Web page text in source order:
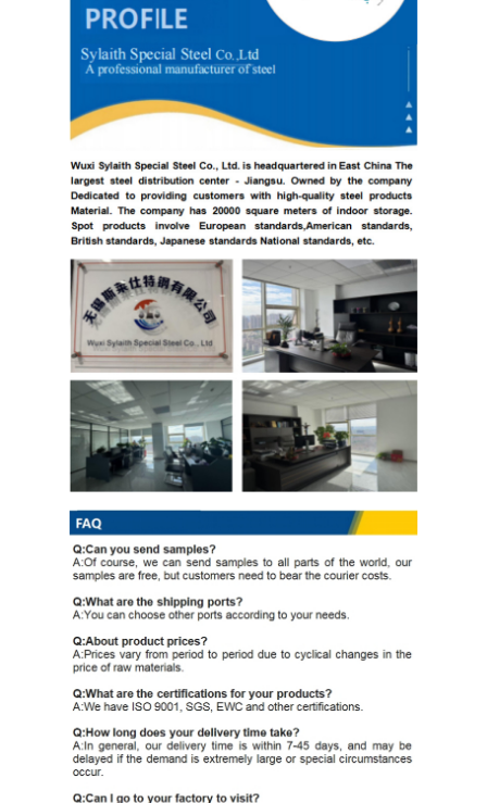
أنبوب الفولاذ المقاوم للصدأ الزخرفية
مادة الألمنيوم
مادة النحاس
لفائف الصلب المجلفن Ppgi